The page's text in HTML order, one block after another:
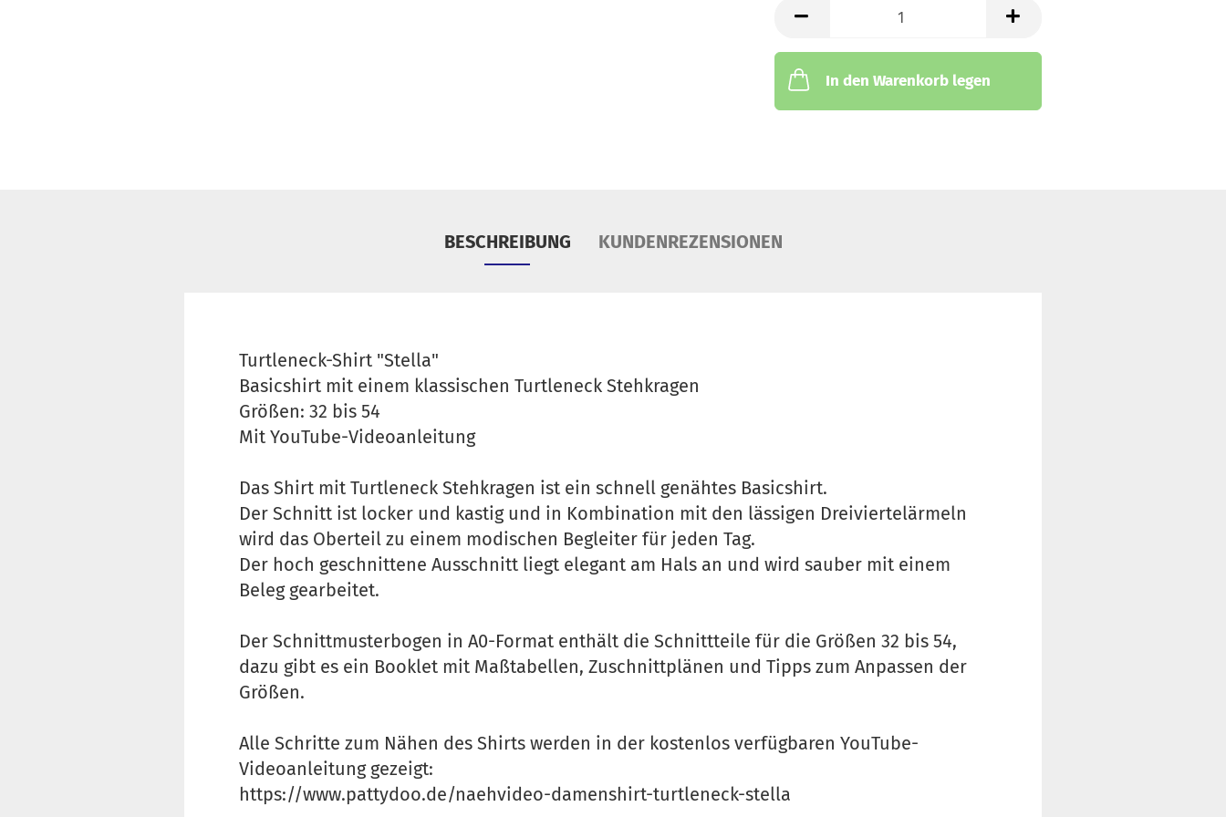
Strickstoffe & Walk
Tüll
Stück
In den Warenkorb legen
BESCHREIBUNG KUNDENREZENSIONEN
Turtleneck-Shirt "Stella"
Basicshirt mit einem klassischen Turtleneck Stehkragen
Größen: 32 bis 54
Mit YouTube-Videoanleitung
Das Shirt mit Turtleneck Stehkragen ist ein schnell genähtes Basicshirt.
Der Schnitt ist locker und kastig und in Kombination mit den lässigen Dreiviertelärmeln
wird das Oberteil zu einem modischen Begleiter für jeden Tag.
Der hoch geschnittene Ausschnitt liegt elegant am Hals an und wird sauber mit einem
Beleg gearbeitet.
Der Schnittmusterbogen in A0-Format enthält die Schnittteile für die Größen 32 bis 54,
dazu gibt es ein Booklet mit Maßtabellen, Zuschnittplänen und Tipps zum Anpassen der
Größen.
Alle Schritte zum Nähen des Shirts werden in der kostenlos verfügbaren YouTube-
Videoanleitung gezeigt:
https://www.pattydoo.de/naehvideo-damenshirt-turtleneck-stella